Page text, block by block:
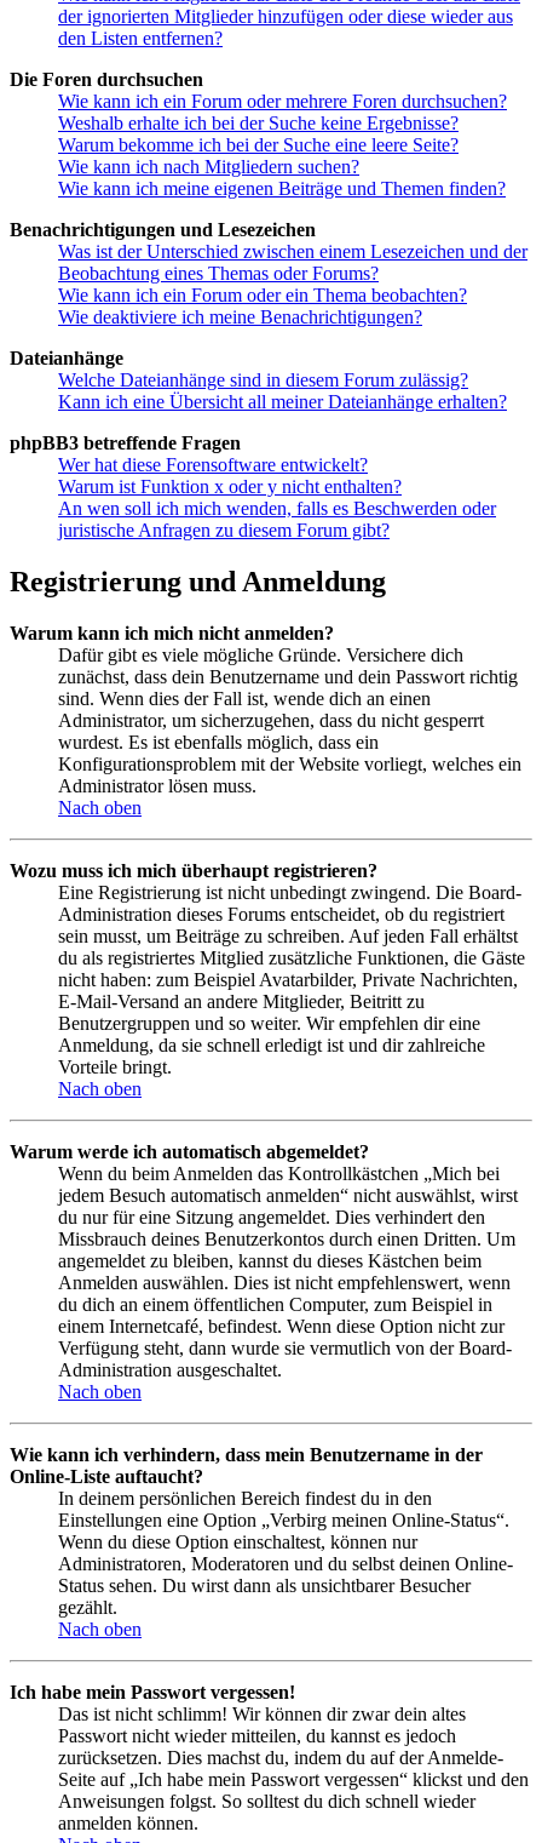
der ignorierten Mitglieder hinzufügen oder diese wieder aus
den Listen entfernen?
Die Foren durchsuchen
Wie kann ich ein Forum oder mehrere Foren durchsuchen?
Weshalb erhalte ich bei der Suche keine Ergebnisse?
Warum bekomme ich bei der Suche eine leere Seite?
Wie kann ich nach Mitgliedern suchen?
Wie kann ich meine eigenen Beiträge und Themen finden?
Benachrichtigungen und Lesezeichen
Was ist der Unterschied zwischen einem Lesezeichen und der
Beobachtung eines Themas oder Forums?
Wie kann ich ein Forum oder ein Thema beobachten?
Wie deaktiviere ich meine Benachrichtigungen?
Dateianhänge
Welche Dateianhänge sind in diesem Forum zulässig?
Kann ich eine Übersicht all meiner Dateianhänge erhalten?
phpBB3 betreffende Fragen
Wer hat diese Forensoftware entwickelt?
Warum ist Funktion x oder y nicht enthalten?
An wen soll ich mich wenden, falls es Beschwerden oder
juristische Anfragen zu diesem Forum gibt?
Registrierung und Anmeldung
Warum kann ich mich nicht anmelden?
Dafür gibt es viele mögliche Gründe. Versichere dich
zunächst, dass dein Benutzername und dein Passwort richtig
sind. Wenn dies der Fall ist, wende dich an einen
Administrator, um sicherzugehen, dass du nicht gesperrt
wurdest. Es ist ebenfalls möglich, dass ein
Konfigurationsproblem mit der Website vorliegt, welches ein
Administrator lösen muss.
Nach oben
Wozu muss ich mich überhaupt registrieren?
Eine Registrierung ist nicht unbedingt zwingend. Die Board-
Administration dieses Forums entscheidet, ob du registriert
sein musst, um Beiträge zu schreiben. Auf jeden Fall erhältst
du als registriertes Mitglied zusätzliche Funktionen, die Gäste
nicht haben: zum Beispiel Avatarbilder, Private Nachrichten,
E-Mail-Versand an andere Mitglieder, Beitritt zu
Benutzergruppen und so weiter. Wir empfehlen dir eine
Anmeldung, da sie schnell erledigt ist und dir zahlreiche
Vorteile bringt.
Nach oben
Warum werde ich automatisch abgemeldet?
Wenn du beim Anmelden das Kontrollkästchen „Mich bei
jedem Besuch automatisch anmelden“ nicht auswählst, wirst
du nur für eine Sitzung angemeldet. Dies verhindert den
Missbrauch deines Benutzerkontos durch einen Dritten. Um
angemeldet zu bleiben, kannst du dieses Kästchen beim
Anmelden auswählen. Dies ist nicht empfehlenswert, wenn
du dich an einem öffentlichen Computer, zum Beispiel in
einem Internetcafé, befindest. Wenn diese Option nicht zur
Verfügung steht, dann wurde sie vermutlich von der Board-
Administration ausgeschaltet.
Nach oben
Wie kann ich verhindern, dass mein Benutzername in der
Online-Liste auftaucht?
In deinem persönlichen Bereich findest du in den
Einstellungen eine Option „Verbirg meinen Online-Status“.
Wenn du diese Option einschaltest, können nur
Administratoren, Moderatoren und du selbst deinen Online-
Status sehen. Du wirst dann als unsichtbarer Besucher
gezählt.
Nach oben
Ich habe mein Passwort vergessen!
Das ist nicht schlimm! Wir können dir zwar dein altes
Passwort nicht wieder mitteilen, du kannst es jedoch
zurücksetzen. Dies machst du, indem du auf der Anmelde-
Seite auf „Ich habe mein Passwort vergessen“ klickst und den
Anweisungen folgst. So solltest du dich schnell wieder
anmelden können.